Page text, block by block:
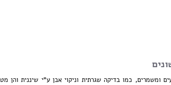
ומשמרים, כמו בדיקה שגרתית וניקוי אבן ע"י שיננית והן